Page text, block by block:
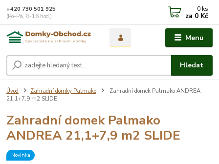
Menu
Hledat
+420 730 501 925
(Po-Pá, 8-16 hod.)
0 ks
za 0 Kč
Úvod Zahradní domky Palmako
Zahradní domek Palmako ANDREA
21,1+7,9 m2 SLIDE
Zahradní domek Palmako
ANDREA 21,1+7,9 m2 SLIDE
Novinka